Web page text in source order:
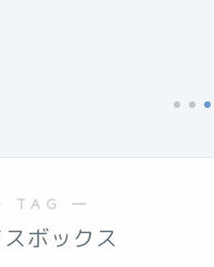
TAG ―
ボックス